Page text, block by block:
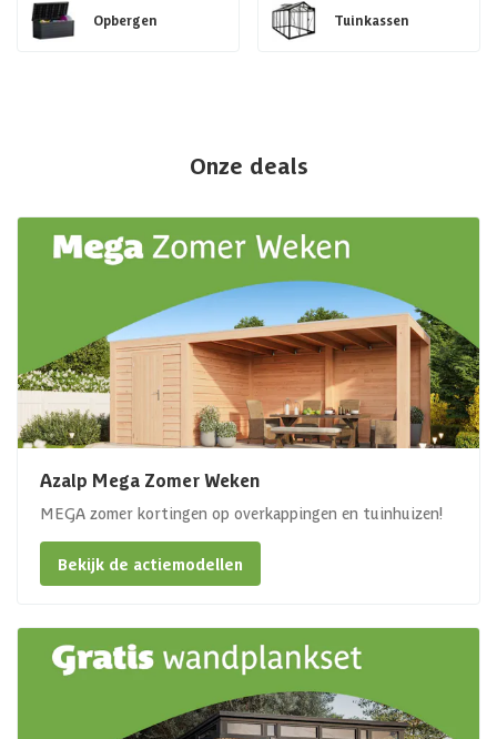
Opbergen Tuinkassen
Onze deals
Azalp Mega Zomer Weken
MEGA zomer kortingen op overkappingen en tuinhuizen!
Bekijk de actiemodellen